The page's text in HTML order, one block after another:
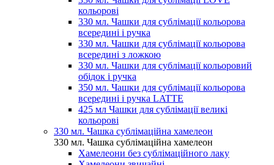
кольорові
330 мл. Чашки для сублімації кольорова
всередині і ручка
330 мл. Чашки для сублімації кольорова
всередині з ложкою
330 мл. Чашки для сублімації кольоровий
обідок і ручка
350 мл. Чашки для сублімації кольорова
всередині і ручка LATTE
425 мл Чашки для сублімації великі
кольорові
330 мл. Чашка сублімаційна хамелеон
330 мл. Чашка сублімаційна хамелеон
Хамелеони без сублімаційного лаку